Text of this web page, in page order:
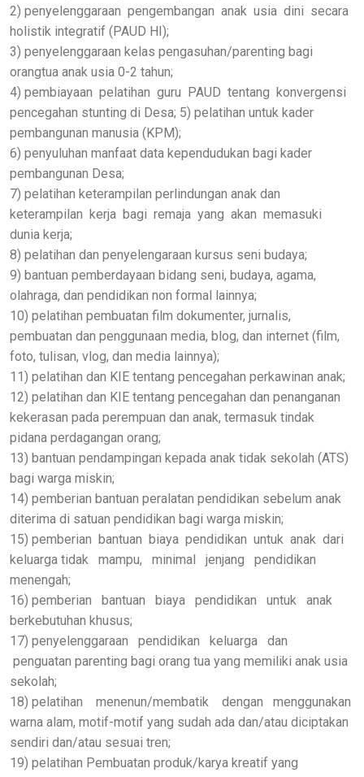
2) penyelenggaraan pengembangan anak usia dini secara
holistik integratif (PAUD HI);
3) penyelenggaraan kelas pengasuhan/parenting bagi
orangtua anak usia 0-2 tahun;
4) pembiayaan pelatihan guru PAUD tentang konvergensi
pencegahan stunting di Desa; 5) pelatihan untuk kader
pembangunan manusia (KPM);
6) penyuluhan manfaat data kependudukan bagi kader
pembangunan Desa;
7) pelatihan keterampilan perlindungan anak dan
keterampilan kerja bagi remaja yang akan memasuki
dunia kerja;
8) pelatihan dan penyelengaraan kursus seni budaya;
9) bantuan pemberdayaan bidang seni, budaya, agama,
olahraga, dan pendidikan non formal lainnya;
10) pelatihan pembuatan film dokumenter, jurnalis,
pembuatan dan penggunaan media, blog, dan internet (film,
foto, tulisan, vlog, dan media lainnya);
11) pelatihan dan KIE tentang pencegahan perkawinan anak;
12) pelatihan dan KIE tentang pencegahan dan penanganan
kekerasan pada perempuan dan anak, termasuk tindak
pidana perdagangan orang;
13) bantuan pendampingan kepada anak tidak sekolah (ATS)
bagi warga miskin;
14) pemberian bantuan peralatan pendidikan sebelum anak
diterima di satuan pendidikan bagi warga miskin;
15) pemberian bantuan biaya pendidikan untuk anak dari
keluarga tidak mampu, minimal jenjang pendidikan
menengah;
16) pemberian bantuan biaya pendidikan untuk anak
berkebutuhan khusus;
17) penyelenggaraan pendidikan keluarga dan
penguatan parenting bagi orang tua yang memiliki anak usia
sekolah;
18) pelatihan menenun/membatik dengan menggunakan
warna alam, motif-motif yang sudah ada dan/atau diciptakan
sendiri dan/atau sesuai tren;
19) pelatihan Pembuatan produk/karya kreatif yang